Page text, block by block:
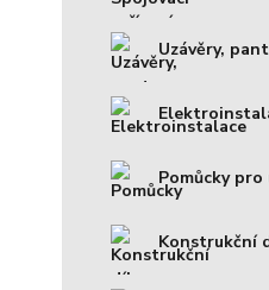
Uzávěry,
Pomůcky pro
Konstrukční